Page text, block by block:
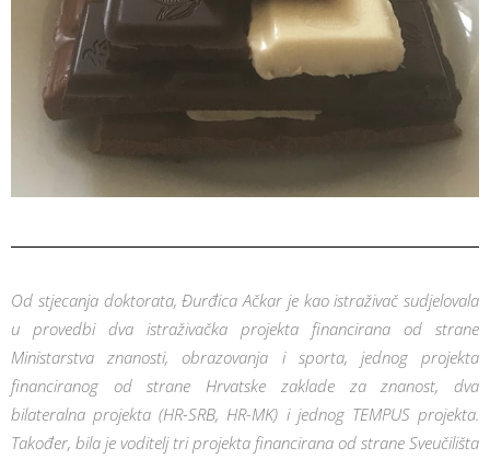
Od stjecanja doktorata, Đurđica Ačkar je kao istraživač sudjelovala
u provedbi dva istraživačka projekta financirana od strane
Ministarstva znanosti, obrazovanja i sporta, jednog projekta
financiranog od strane Hrvatske zaklade za znanost, dva
bilateralna projekta (HR-SRB, HR-MK) i jednog TEMPUS projekta.
Također, bila je voditelj tri projekta financirana od strane Sveučilišta